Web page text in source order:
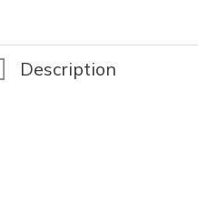
Description